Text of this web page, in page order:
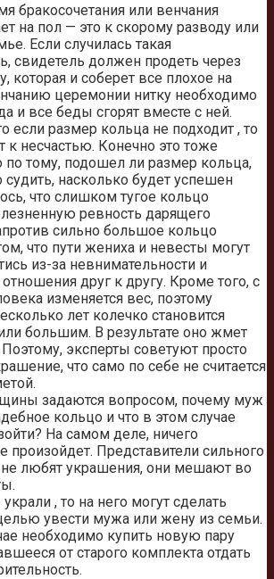
бракосочетания или венчания
на пол — это к скорому разводу или
Если случилась такая
свидетель должен продеть через
которая и соберет все плохое на
церемонии нитку необходимо
и все беды сгорят вместе с ней.
если размер кольца не подходит , то
к несчастью. Конечно это тоже
по тому, подошел ли размер кольца,
насколько будет успешен
что слишком тугое кольцо
ревность дарящего
сильно большое кольцо
что пути жениха и невесты могут
из-за невнимательности и
друг к другу. Кроме того, с
изменяется вес, поэтому
лет колечко становится
большим. В результате оно жмет
Поэтому, эксперты советуют просто
что само по себе не считается
задаются вопросом, почему муж
кольцо и что в этом случае
На самом деле, ничего
произойдет. Представители сильного
не любят украшения, они мешают во
, то на него могут сделать
увести мужа или жену из семьи.
необходимо купить новую пару
от старого комплекта отдать